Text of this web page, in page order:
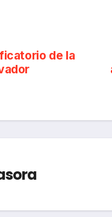
de la